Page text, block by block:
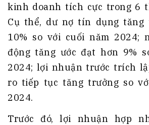
kinh doanh tích cực trong 6
Cụ thể, dư nợ tín dụng tăng
10% so với cuối năm 2024;
động tăng ước đạt hơn 9%
2024; lợi nhuận trước trích
ro tiếp tục tăng trưởng so
2024.
Trước đó, lợi nhuận hợp